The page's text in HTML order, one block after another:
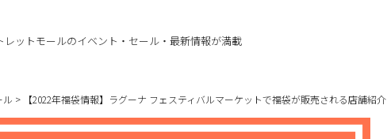
レットモールのイベント・セール・最新情報が満載
ル > 【2022年福袋情報】ラグーナ フェスティバルマーケットで福袋が販売される店舗紹介